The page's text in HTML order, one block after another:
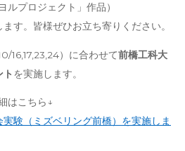
ルプロジェクト」作品）
す。皆様ぜひお立ち寄りください。
16,17,23,24）に合わせて前橋工科大
を実施します。
はこちら↓
実験（ミズベリング前橋）を実施しま